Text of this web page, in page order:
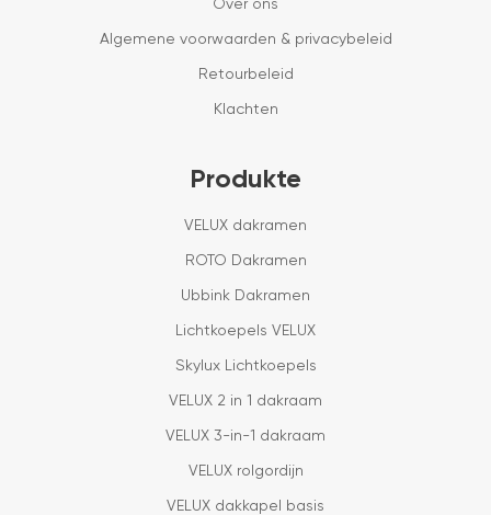
Over ons
Algemene voorwaarden & privacybeleid
Retourbeleid
Klachten
Produkte
VELUX dakramen
ROTO Dakramen
Ubbink Dakramen
Lichtkoepels VELUX
Skylux Lichtkoepels
VELUX 2 in 1 dakraam
VELUX 3-in-1 dakraam
VELUX rolgordijn
VELUX dakkapel basis